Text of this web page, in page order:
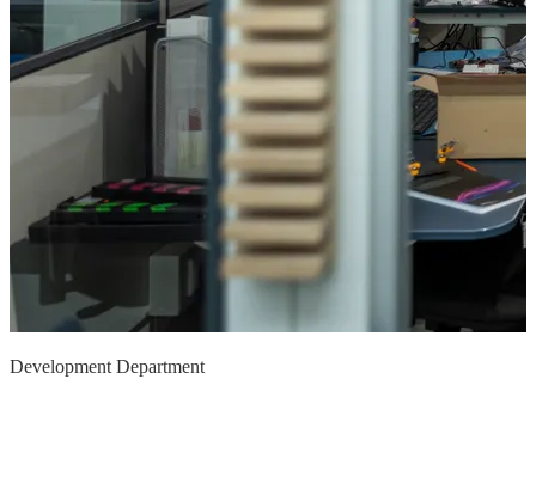
Development Department